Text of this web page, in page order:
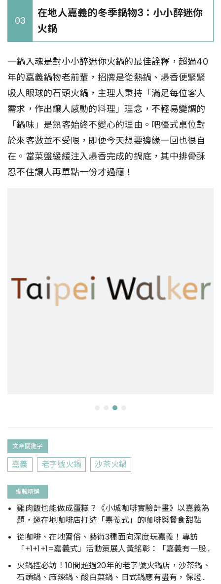
03
在地人嘉義的冬季鍋物3：小小醉迷你
火鍋
一鍋入魂是對小小醉迷你火鍋的最佳詮釋，超過40
年的嘉義鍋物老前輩，招牌是從熱鍋、爆香便緊緊
吸人眼球的石頭火鍋，主理人秉持「滿足每位客人
需求，作出讓人感動的料理」理念，不輕易變調的
「鍋味」是熟客始終不變心的理由。吧檯式桌位對
於來客數並不受限，即便今天想要邊緣一回也很自
在。當菜盤緩緩注入爆香完成的鍋底，其中排骨酥
忍不住讓人再單點一份才過癮！
文章關鍵字
嘉義 老字號火鍋 沙茶火鍋
編輯精選
雞肉飯也能做成蛋糕？《小城咖啡實驗計畫》以嘉義為
題，邀在地咖啡店打造「嘉義式」的咖啡與餐食甜點
從咖啡、在地習俗、藝術3種面向深度玩嘉義！專訪
「+1+1+1=嘉義式」活動策展人黃銘彰：「嘉義有一股
新的能量，正在湧動。」
火鍋控必訪！10間超過20年的老字號火鍋店，沙茶鍋、
石頭鍋、麻辣鍋、酸白菜鍋、日式鍋應有盡有，保證讓